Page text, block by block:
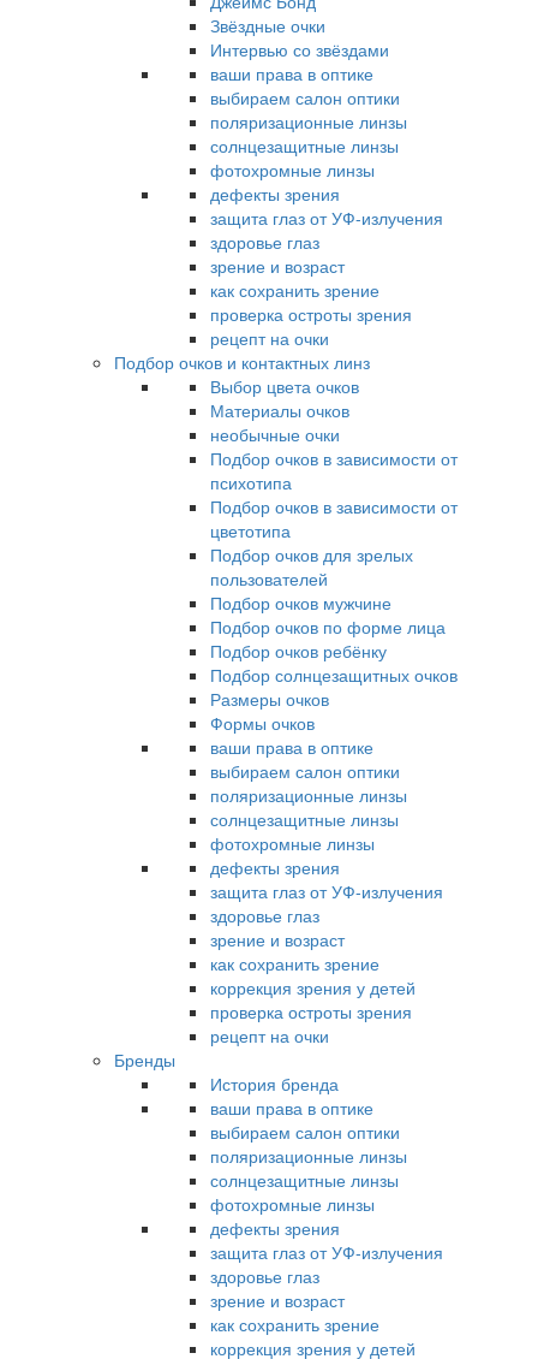
Звёздные очки
Интервью со звёздами
ваши права в оптике
выбираем салон оптики
поляризационные линзы
солнцезащитные линзы
фотохромные линзы
дефекты зрения
защита глаз от УФ-излучения
здоровье глаз
зрение и возраст
как сохранить зрение
проверка остроты зрения
рецепт на очки
Подбор очков и контактных линз
Выбор цвета очков
Материалы очков
необычные очки
Подбор очков в зависимости от
психотипа
Подбор очков в зависимости от
цветотипа
Подбор очков для зрелых
пользователей
Подбор очков мужчине
Подбор очков по форме лица
Подбор очков ребёнку
Подбор солнцезащитных очков
Размеры очков
Формы очков
ваши права в оптике
выбираем салон оптики
поляризационные линзы
солнцезащитные линзы
фотохромные линзы
дефекты зрения
защита глаз от УФ-излучения
здоровье глаз
зрение и возраст
как сохранить зрение
коррекция зрения у детей
проверка остроты зрения
рецепт на очки
Бренды
История бренда
ваши права в оптике
выбираем салон оптики
поляризационные линзы
солнцезащитные линзы
фотохромные линзы
дефекты зрения
защита глаз от УФ-излучения
здоровье глаз
зрение и возраст
как сохранить зрение
коррекция зрения у детей